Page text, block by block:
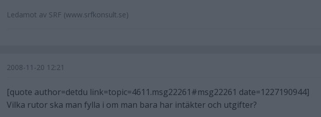
Ledamot av SRF (www.srfkonsult.se)
2008-11-20 12:21
[quote author=detdu link=topic=4611.msg22261#msg22261 date=1227190944]
Vilka rutor ska man fylla i om man bara har intäkter och utgifter?